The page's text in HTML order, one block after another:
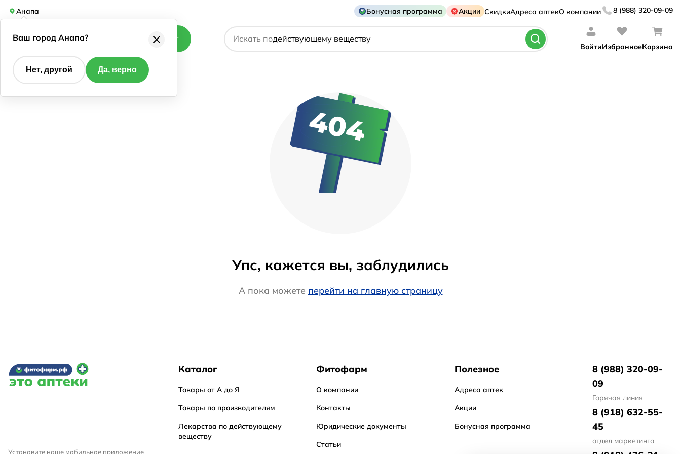
Анапа Бонусная программа Акции СкидкиАдреса аптекО компании 8 (988) 320-09-09
Каталог Искать по
названию препарата
действующему веществу
производителю
ВойтиИзбранноеКорзина
Упс, кажется вы, заблудились
А пока можете перейти на главную страницу
Установите наше мобильное приложение
Каталог
Товары от А до Я
Товары по производителям
Лекарства по действующему
веществу
Фитофарм
О компании
Контакты
Юридические документы
Статьи
Полезное
Адреса аптек
Акции
Бонусная программа
8 (988) 320-09-
09
Горячая линия
8 (918) 632-55-
45
отдел маркетинга
Ваш город Анапа?
Нет, другой Да, верно